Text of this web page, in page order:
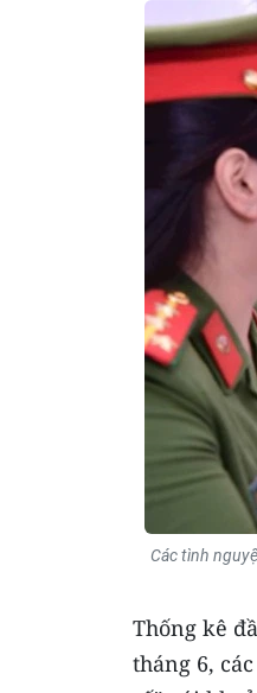
Các tình
Thống kê
tháng 6,